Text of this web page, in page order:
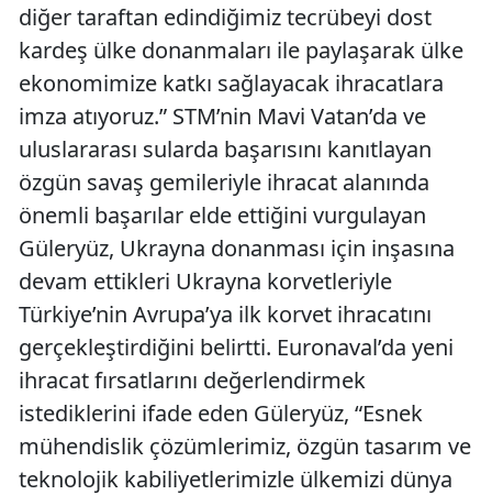
diğer taraftan edindiğimiz tecrübeyi dost
kardeş ülke donanmaları ile paylaşarak ülke
ekonomimize katkı sağlayacak ihracatlara
imza atıyoruz.” STM’nin Mavi Vatan’da ve
uluslararası sularda başarısını kanıtlayan
özgün savaş gemileriyle ihracat alanında
önemli başarılar elde ettiğini vurgulayan
Güleryüz, Ukrayna donanması için inşasına
devam ettikleri Ukrayna korvetleriyle
Türkiye’nin Avrupa’ya ilk korvet ihracatını
gerçekleştirdiğini belirtti. Euronaval’da yeni
ihracat fırsatlarını değerlendirmek
istediklerini ifade eden Güleryüz, “Esnek
mühendislik çözümlerimiz, özgün tasarım ve
teknolojik kabiliyetlerimizle ülkemizi dünya